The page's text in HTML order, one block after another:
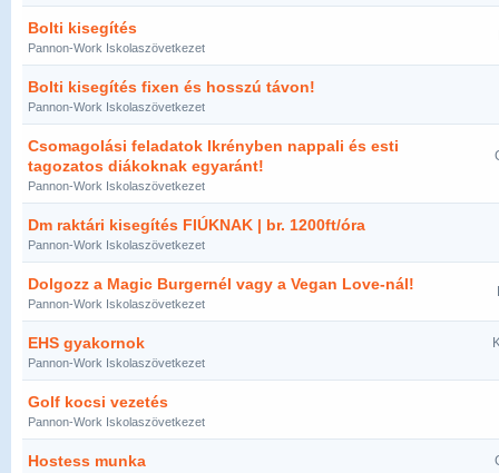
Bolti kisegítés
Pannon-Work Iskolaszövetkezet
Bolti kisegítés fixen és hosszú távon!
Pannon-Work Iskolaszövetkezet
Csomagolási feladatok Ikrényben nappali és esti
tagozatos diákoknak egyaránt!
Pannon-Work Iskolaszövetkezet
Dm raktári kisegítés FIÚKNAK | br. 1200ft/óra
Pannon-Work Iskolaszövetkezet
Dolgozz a Magic Burgernél vagy a Vegan Love-nál!
Pannon-Work Iskolaszövetkezet
EHS gyakornok
Pannon-Work Iskolaszövetkezet
Golf kocsi vezetés
Pannon-Work Iskolaszövetkezet
Hostess munka